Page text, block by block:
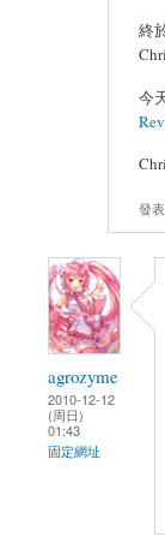
終
今
發
agrozyme
2010-12-12
(周日)
01:43
固定網址